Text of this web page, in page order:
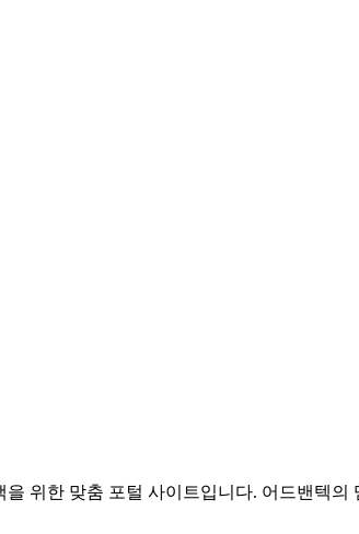
위한 맞춤 포털 사이트입니다. 어드밴텍